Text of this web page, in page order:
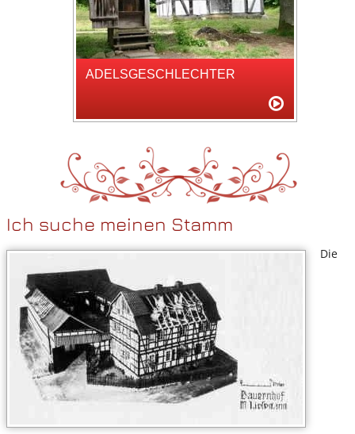
ADELSGESCHLECHTER
Ich suche meinen Stamm
Die